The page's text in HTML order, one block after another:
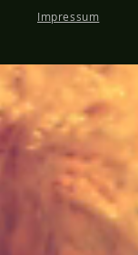
Impressum